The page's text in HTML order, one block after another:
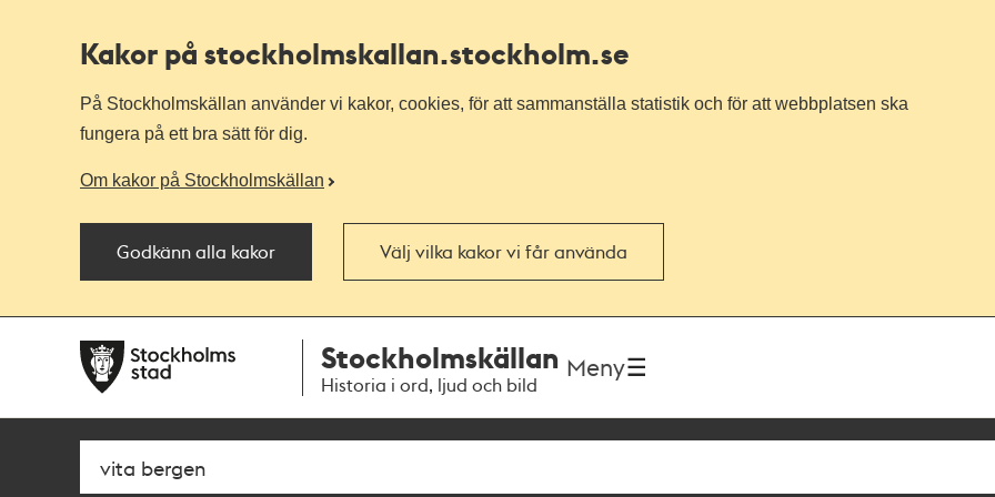
Kakor på stockholmskallan.stockholm.se
På Stockholmskällan använder vi kakor, cookies, för att sammanställa statistik och för att webbplatsen ska
fungera på ett bra sätt för dig.
Om kakor på Stockholmskällan
Godkänn alla kakor Välj vilka kakor vi får använda
navigationen
huvudinnehållet
Stockholmskällan
Historia i ord, ljud och bild
Meny
Sök